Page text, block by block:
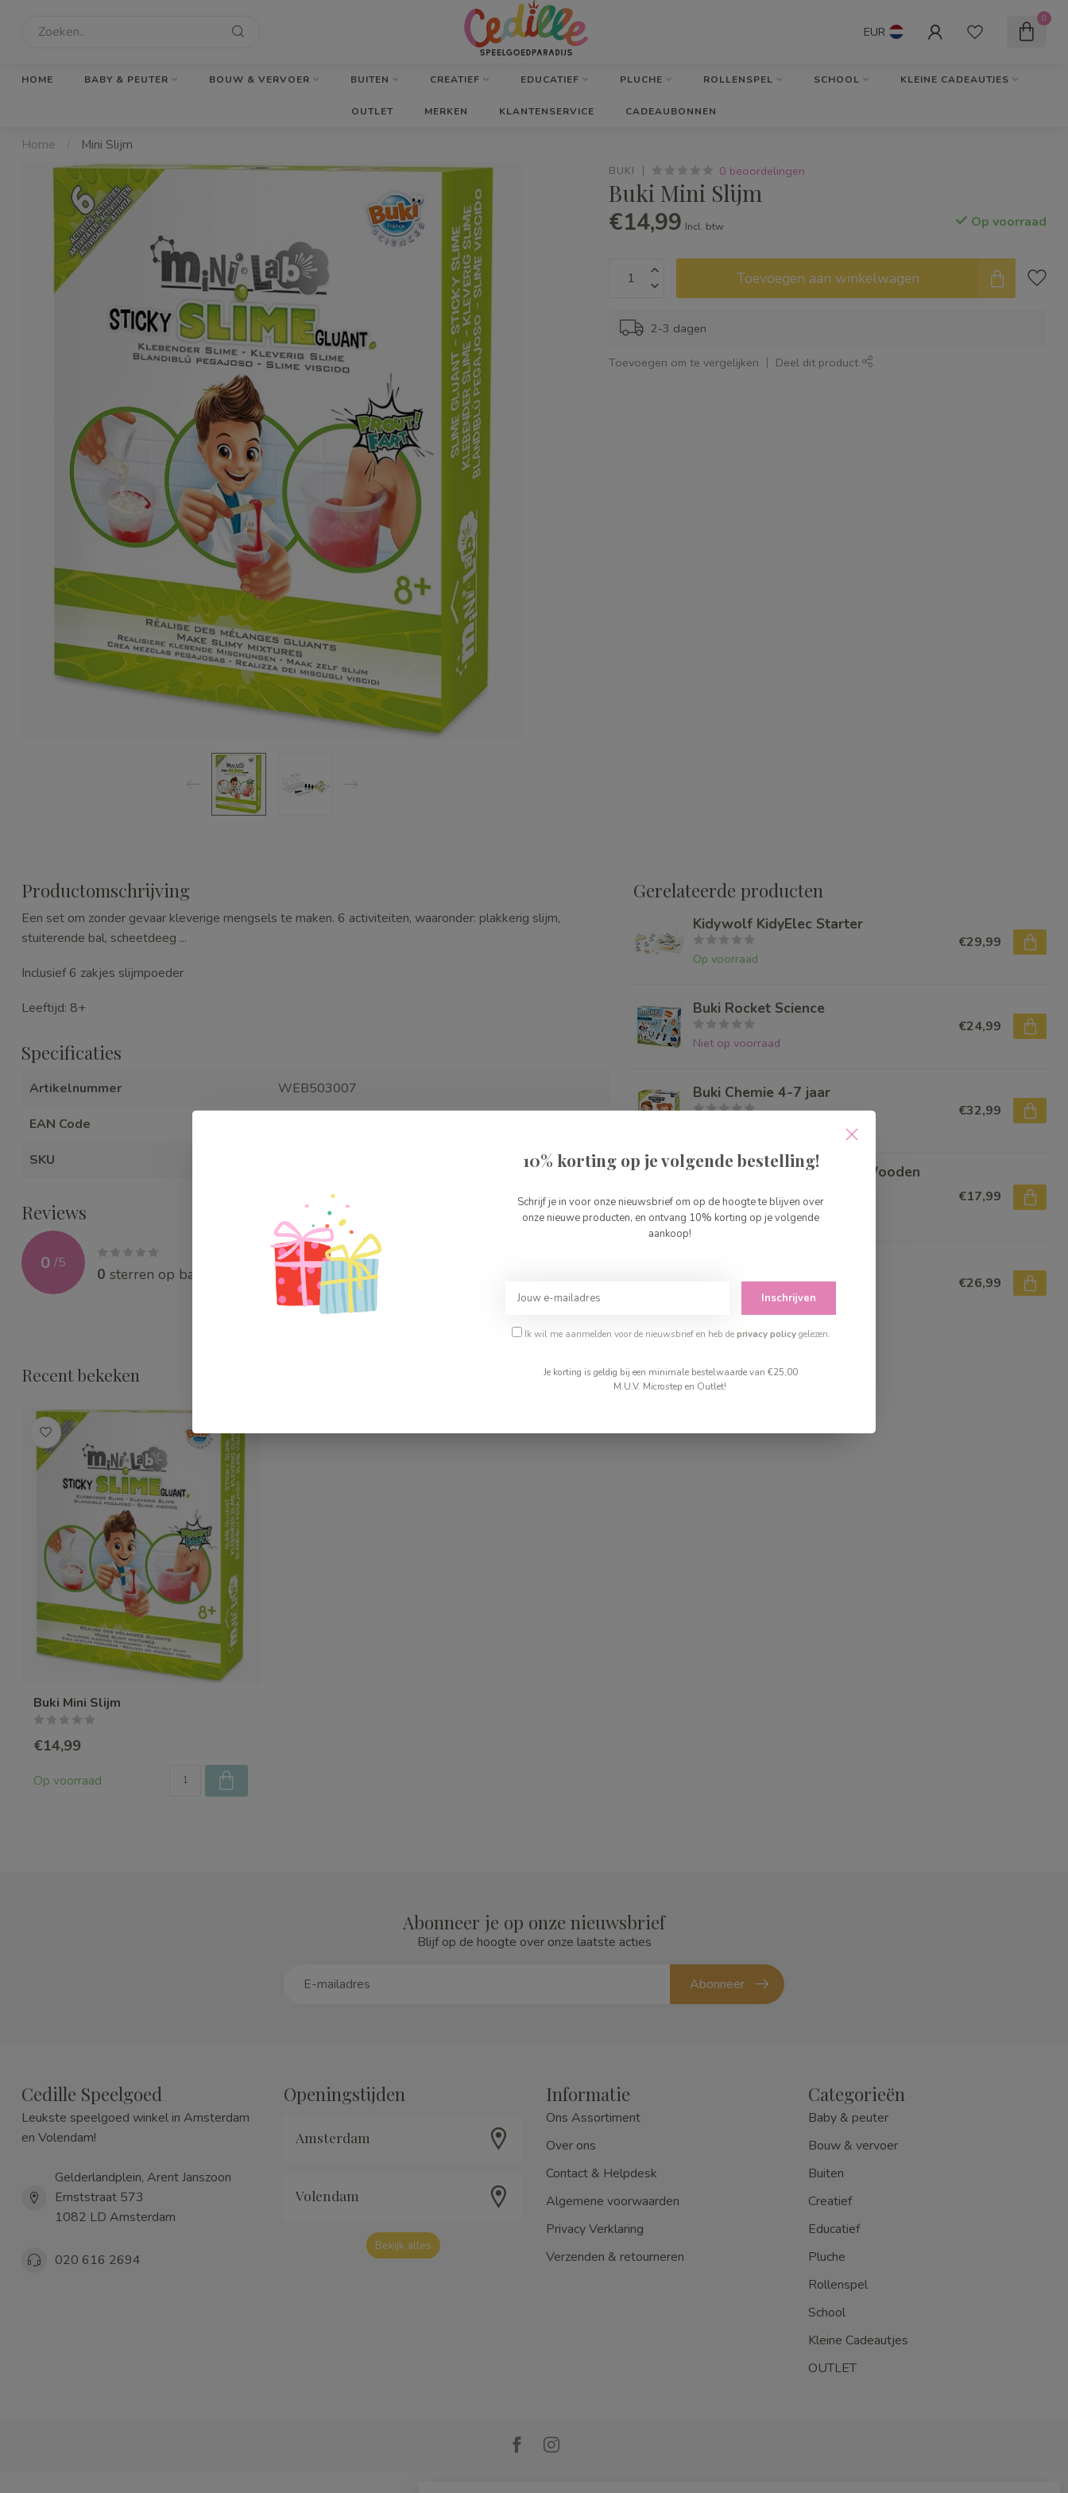
EUR
0
HOME BABY & PEUTER BOUW & VERVOER BUITEN CREATIEF EDUCATIEF PLUCHE ROLLENSPEL SCHOOL KLEINE CADEAUTJES
OUTLET MERKEN KLANTENSERVICE CADEAUBONNEN
Home / Mini Slijm
BUKI 0 beoordelingen
Buki Mini Slijm
€14,99 Incl. btw Op voorraad
Toevoegen aan winkelwagen
2-3 dagen
Toevoegen om te vergelijken Deel dit product
Productomschrijving
Een set om zonder gevaar kleverige mengsels te maken. 6 activiteiten, waaronder: plakkerig slijm,
stuiterende bal, scheetdeeg ...
Inclusief 6 zakjes slijmpoeder
Leeftijd: 8+
Specificaties
Artikelnummer WEB503007
EAN Code
SKU
Reviews
0 /5
0 sterren op basis van beoordelingen
Gerelateerde producten
Kidywolf KidyElec Starter
Op voorraad
€29,99
Buki Rocket Science
Niet op voorraad
€24,99
Buki Chemie 4-7 jaar
€32,99
Satzuma Make Your Own Wooden
Op voorraad
€17,99
€26,99
Recent bekeken
Buki Mini Slijm
€14,99
Op voorraad
Abonneer je op onze nieuwsbrief
Blijf op de hoogte over onze laatste acties
Abonneer
Cedille Speelgoed
Leukste speelgoed winkel in Amsterdam
en Volendam!
Gelderlandplein, Arent Janszoon
Ernststraat 573
1082 LD Amsterdam
020 616 2694
Openingstijden
Amsterdam
Volendam
Bekijk alles
Informatie
Ons Assortiment
Over ons
Contact & Helpdesk
Algemene voorwaarden
Privacy Verklaring
Verzenden & retourneren
Categorieën
Baby & peuter
Bouw & vervoer
Buiten
Creatief
Educatief
Pluche
Rollenspel
School
Kleine Cadeautjes
OUTLET
10% korting op je volgende bestelling!
Schrijf je in voor onze nieuwsbrief om op de hoogte te blijven over
onze nieuwe producten, en ontvang 10% korting op je volgende
aankoop!
Inschrijven
Ik wil me aanmelden voor de nieuwsbrief en heb deprivacy policygelezen.
Je korting is geldig bij een minimale bestelwaarde van €25,00
M.U.V. Microstep en Outlet!